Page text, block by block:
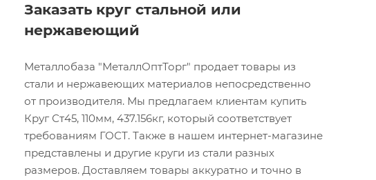
Заказать круг стальной или
нержавеющий
Металлобаза "МеталлОптТорг" продает товары из
стали и нержавеющих материалов непосредственно
от производителя. Мы предлагаем клиентам купить
Круг Ст45, 110мм, 437.156кг, который соответствует
требованиям ГОСТ. Также в нашем интернет-магазине
представлены и другие круги из стали разных
размеров. Доставляем товары аккуратно и точно в